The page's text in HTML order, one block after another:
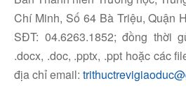
Chí Minh, Số 64 Bà Triệu, Quận
SĐT: 04.6263.1852; đồng thời
.docx, .doc, .pptx, .ppt hoặc các
địa chỉ email: